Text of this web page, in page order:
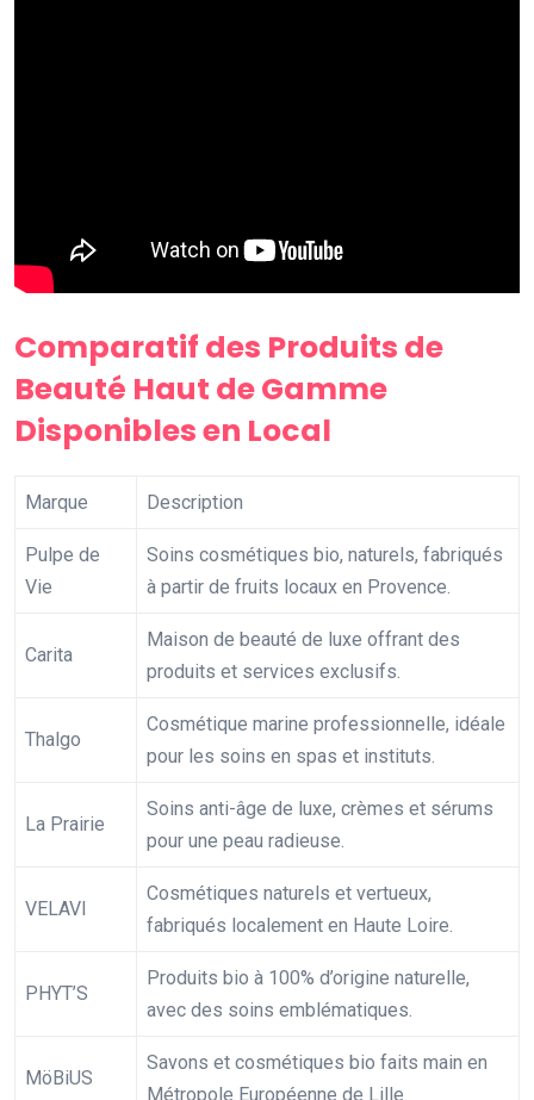
Comparatif des Produits de
Beauté Haut de Gamme
Disponibles en Local
Marque Description
Pulpe de
Vie
Soins cosmétiques bio, naturels, fabriqués
à partir de fruits locaux en Provence.
Carita
Maison de beauté de luxe offrant des
produits et services exclusifs.
Thalgo
Cosmétique marine professionnelle, idéale
pour les soins en spas et instituts.
La Prairie
Soins anti-âge de luxe, crèmes et sérums
pour une peau radieuse.
VELAVI
Cosmétiques naturels et vertueux,
fabriqués localement en Haute Loire.
PHYT’S
Produits bio à 100% d’origine naturelle,
avec des soins emblématiques.
MöBiUS
Savons et cosmétiques bio faits main en
Métropole Européenne de Lille.